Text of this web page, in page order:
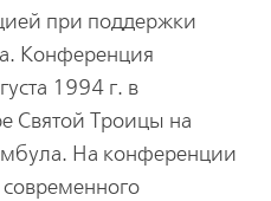
при поддержки
Конференция
1994 г. в
Святой Троицы на
На конференции